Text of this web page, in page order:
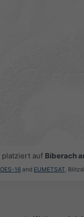
platziert auf Biberach
16 and EUMETSAT.